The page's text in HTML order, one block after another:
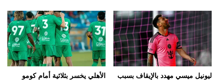
ليونيل ميسي مهدد بالإيقاف بسبب
الأهلي يخسر بثلاثية أمام كومو